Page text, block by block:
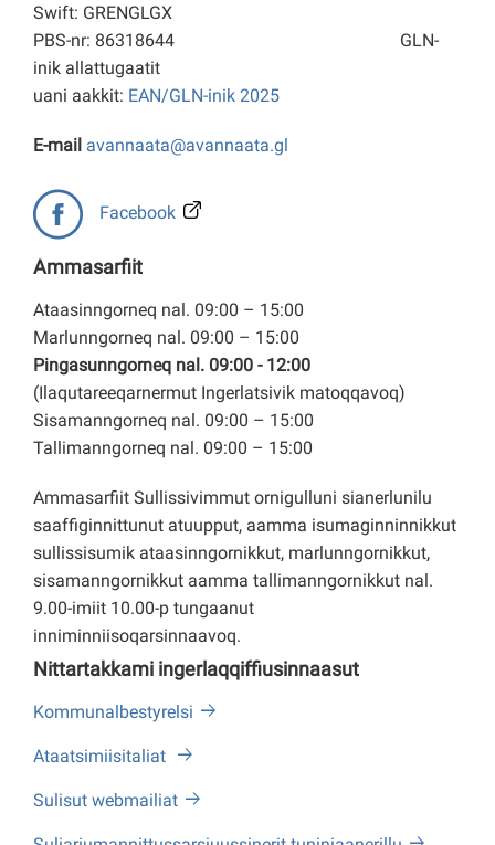
Swift: GRENGLGX
PBS-nr: 86318644 GLN-
inik allattugaatit
uani aakkit: EAN/GLN-inik 2025
E-mail avannaata@avannaata.gl
Facebook
Ammasarfiit
Ataasinngorneq nal. 09:00 – 15:00
Marlunngorneq nal. 09:00 – 15:00
Pingasunngorneq nal. 09:00 - 12:00
(Ilaqutareeqarnermut Ingerlatsivik matoqqavoq)
Sisamanngorneq nal. 09:00 – 15:00
Tallimanngorneq nal. 09:00 – 15:00
Ammasarfiit Sullissivimmut ornigulluni sianerlunilu
saaffiginnittunut atuupput, aamma isumaginninnikkut
sullissisumik ataasinngornikkut, marlunngornikkut,
sisamanngornikkut aamma tallimanngornikkut nal.
9.00-imiit 10.00-p tungaanut
inniminniisoqarsinnaavoq.
Nittartakkami ingerlaqqiffiusinnaasut
Kommunalbestyrelsi
Ataatsimiisitaliat
Sulisut webmailiat